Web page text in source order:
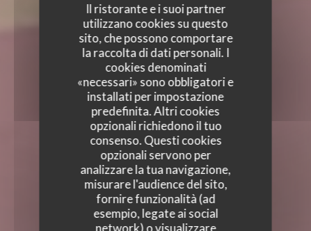
Il ristorante e i suoi partner
utilizzano cookies su questo
sito, che possono comportare
la raccolta di dati personali. I
cookies denominati
«necessari» sono obbligatori e
installati per impostazione
predefinita. Altri cookies
opzionali richiedono il tuo
consenso. Questi cookies
opzionali servono per
analizzare la tua navigazione,
misurare l'audience del sito,
fornire funzionalità (ad
esempio, legate ai social
network) o visualizzare